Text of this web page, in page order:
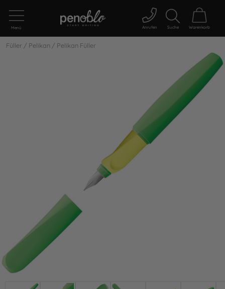
Menü Anrufen Suche Warenkorb
Füller / Pelikan / Pelikan Füller